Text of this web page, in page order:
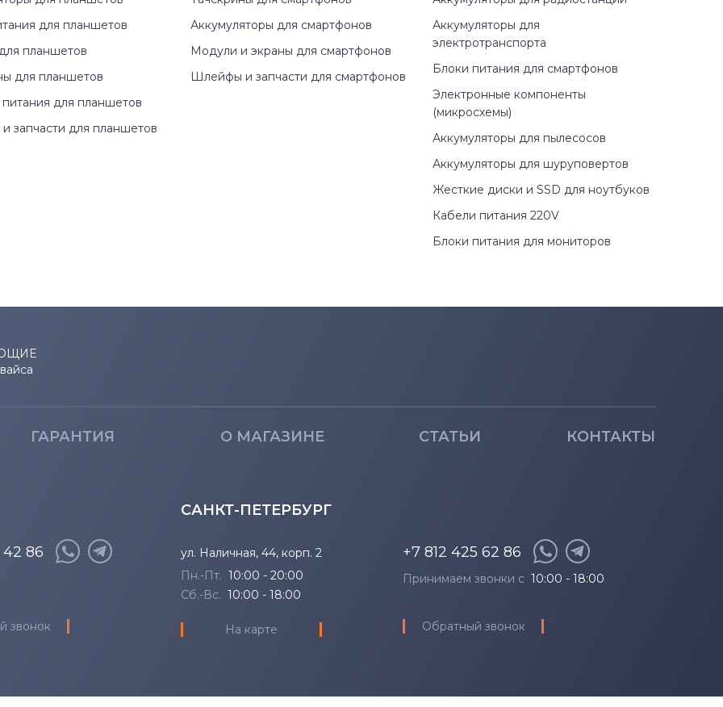
для планшетов
планшетов
для планшетов
для планшетов
запчасти для планшетов
Аккумуляторы для смартфонов
Модули и экраны для смартфонов
Шлейфы и запчасти для смартфонов
Аккумуляторы для
электротранспорта
Блоки питания для смартфонов
Электронные компоненты
(микросхемы)
Аккумуляторы для пылесосов
Аккумуляторы для шуруповертов
Жесткие диски и SSD для ноутбуков
Кабели питания 220V
Блоки питания для мониторов
ГАРАНТИЯ О МАГАЗИНЕ СТАТЬИ КОНТАКТЫ
42 86
звонок
САНКТ-ПЕТЕРБУРГ
ул. Наличная, 44, корп. 2
Пн.-Пт. 10:00 - 20:00
Сб.-Вс. 10:00 - 18:00
На карте
+7 812 425 62 86
Принимаем звонки с 10:00 - 18:00
Обратный звонок